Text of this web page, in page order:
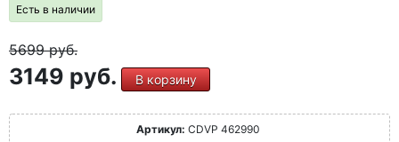
Есть в наличии
5699руб.
3149 руб. В корзину
Артикул: CDVP 462990